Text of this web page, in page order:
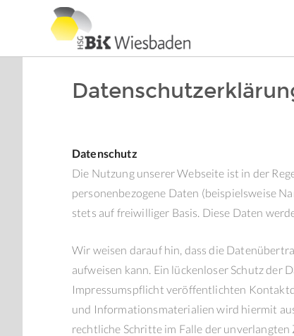
Datenschutz
Die Nutzung unserer Webseite ist in der
personenbezogene Daten (beispielsweise
stets auf freiwilliger Basis. Diese Daten
Wir weisen darauf hin, dass die
aufweisen kann. Ein lückenloser Schutz der
Impressumspflicht veröffentlichten
und Informationsmaterialien wird hiermit
rechtliche Schritte im Falle der